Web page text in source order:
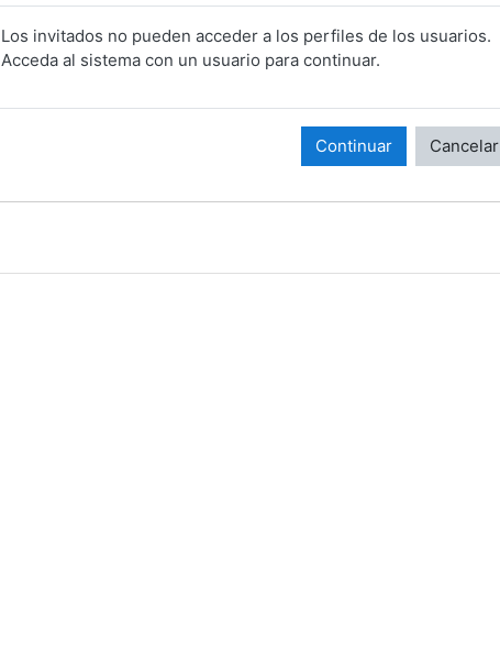
Los invitados no pueden acceder a los perfiles de los usuarios.
Acceda al sistema con un usuario para continuar.
Continuar Cancelar